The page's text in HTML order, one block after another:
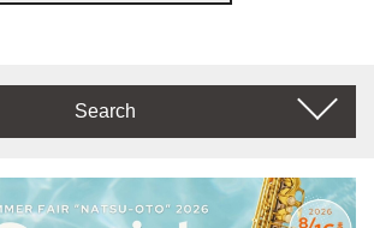
Search